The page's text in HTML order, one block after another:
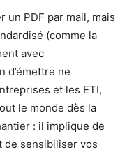
un PDF par mail, mais
(comme la
avec
d’émettre ne
et les ETI,
le monde dès la
: il implique de
de sensibiliser vos